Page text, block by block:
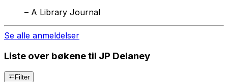
– A Library Journal
Se alle anmeldelser
Liste over bøkene til JP Delaney
Filter